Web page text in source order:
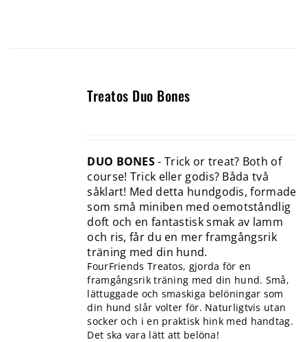
Treatos Duo Bones
DUO BONES- Trick or treat? Both of
course! Trick eller godis? Båda två
såklart! Med detta hundgodis, formade
som små miniben med oemotståndlig
doft och en fantastisk smak av lamm
och ris, får du en mer framgångsrik
träning med din hund.
FourFriends Treatos, gjorda för en
framgångsrik träning med din hund. Små,
lättuggade och smaskiga belöningar som
din hund slår volter för. Naturligtvis utan
socker och i en praktisk hink med handtag.
Det ska vara lätt att belöna!